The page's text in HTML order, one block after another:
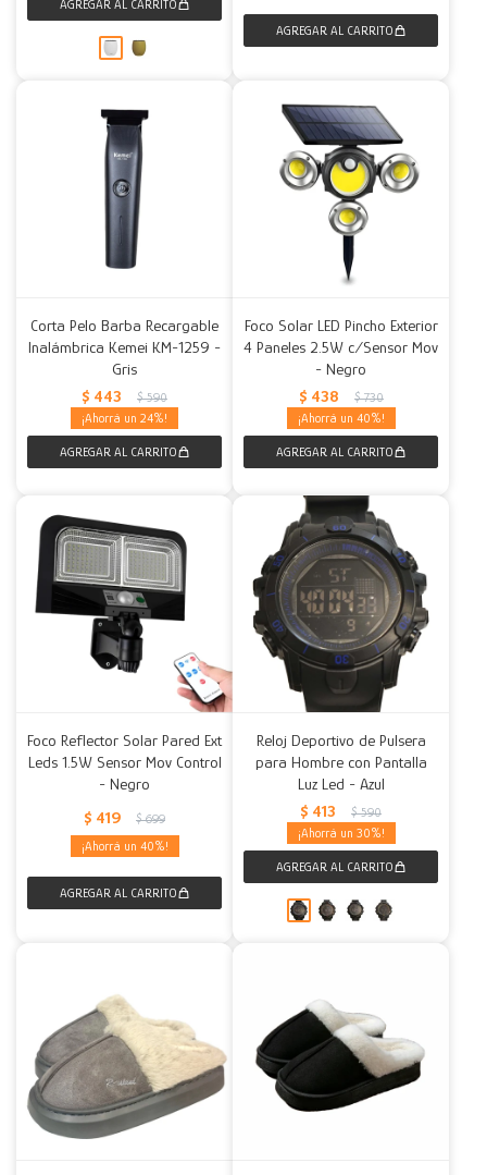
Corta Pelo Barba Recargable
Inalámbrica Kemei KM-1259 -
Gris
$ 443 $ 590
24
Foco Solar LED Pincho Exterior
4 Paneles 2.5W c/Sensor Mov
- Negro
$ 438 $ 730
40
Foco Reflector Solar Pared Ext
Leds 1.5W Sensor Mov Control
- Negro
$ 419 $ 699
40
Reloj Deportivo de Pulsera
para Hombre con Pantalla
Luz Led - Azul
$ 413 $ 590
30